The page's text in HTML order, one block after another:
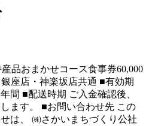
品おまかせコース食事券60,000
座店・神楽坂店共通 ■有効期
間 ■配送時期 ご入金確認後、
ます。 ■お問い合わせ先 この
は、 ㈱さかいまちづくり公社